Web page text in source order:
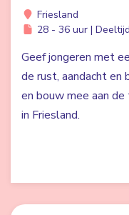
Friesland
28 - 36 uur |
Geef jongeren met
de rust, aandacht en
en bouw mee aan
in Friesland.